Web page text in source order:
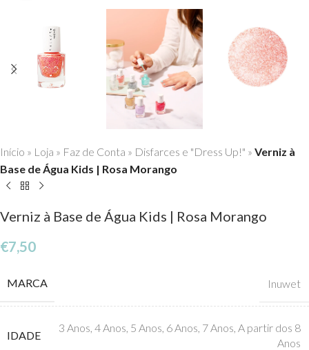
Início » Loja » Faz de Conta » Disfarces e "Dress Up!" » Verniz à
Base de Água Kids | Rosa Morango
Verniz à Base de Água Kids | Rosa Morango
€7,50
MARCA Inuwet
IDADE
3 Anos, 4 Anos, 5 Anos, 6 Anos, 7 Anos, A partir dos 8
Anos